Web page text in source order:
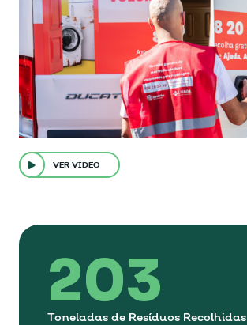
VER VIDEO
203
Toneladas de Resíduos Recolhidas